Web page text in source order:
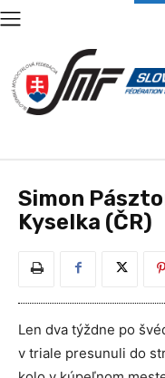
Simon
Kyselka (ČR)
Len dva týždne po
v triale presunuli do